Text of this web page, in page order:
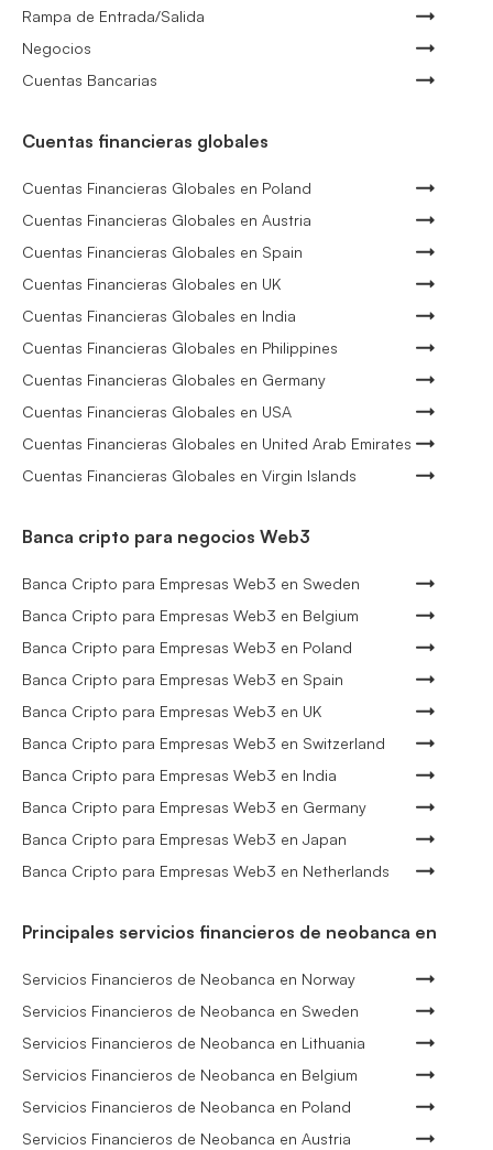
Rampa de Entrada/Salida
Negocios
Cuentas Bancarias
Cuentas financieras globales
Cuentas Financieras Globales en Poland
Cuentas Financieras Globales en Austria
Cuentas Financieras Globales en Spain
Cuentas Financieras Globales en UK
Cuentas Financieras Globales en India
Cuentas Financieras Globales en Philippines
Cuentas Financieras Globales en Germany
Cuentas Financieras Globales en USA
Cuentas Financieras Globales en United Arab Emirates
Cuentas Financieras Globales en Virgin Islands
Banca cripto para negocios Web3
Banca Cripto para Empresas Web3 en Sweden
Banca Cripto para Empresas Web3 en Belgium
Banca Cripto para Empresas Web3 en Poland
Banca Cripto para Empresas Web3 en Spain
Banca Cripto para Empresas Web3 en UK
Banca Cripto para Empresas Web3 en Switzerland
Banca Cripto para Empresas Web3 en India
Banca Cripto para Empresas Web3 en Germany
Banca Cripto para Empresas Web3 en Japan
Banca Cripto para Empresas Web3 en Netherlands
Principales servicios financieros de neobanca en
Servicios Financieros de Neobanca en Norway
Servicios Financieros de Neobanca en Sweden
Servicios Financieros de Neobanca en Lithuania
Servicios Financieros de Neobanca en Belgium
Servicios Financieros de Neobanca en Poland
Servicios Financieros de Neobanca en Austria